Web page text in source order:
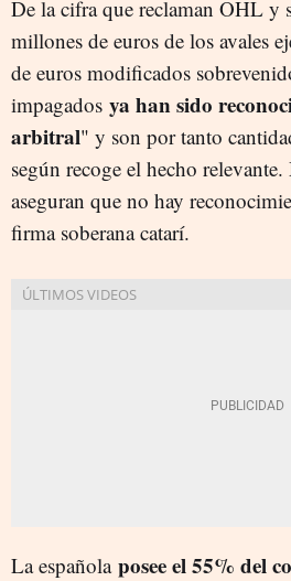
De la cifra que reclaman OHL y
millones de euros de los avales
de euros modificados
impagados ya han sido
arbitral" y son por tanto
según recoge el hecho
aseguran que no hay
firma soberana catarí.
La española posee el 55% del